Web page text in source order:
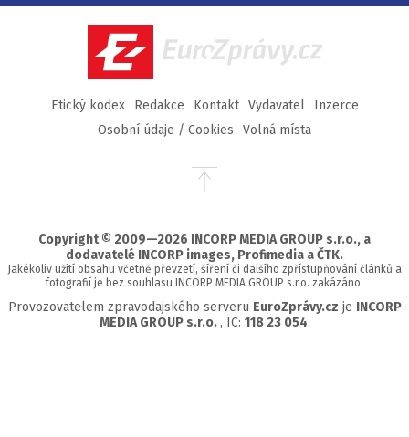
Facebook
TwitterInstagram
YouTube
EuroZprávy.cz
Etický kodex Redakce Kontakt Vydavatel
Inzerce
Osobní údaje / Cookies
Volná místa
Přejít
stránky
Copyright © 2009—2026 INCORP MEDIA GROUP s.r.o., a
dodavatelé INCORP images, Profimedia a ČTK.
Jakékoliv užití obsahu včetně převzetí, šíření či dalšího zpřístupňování článků a
fotografií je bez souhlasu INCORP MEDIA GROUP s.r.o. zakázáno.
Provozovatelem zpravodajského serveru EuroZprávy.cz je INCORP
MEDIA GROUP s.r.o. , IC: 118 23 054.